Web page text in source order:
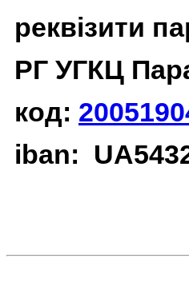
реквізити
РГ УГКЦ
код:
iban: